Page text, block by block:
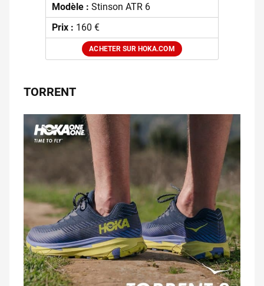
Modèle : Stinson ATR 6
Prix : 160 €
ACHETER SUR HOKA.COM
TORRENT